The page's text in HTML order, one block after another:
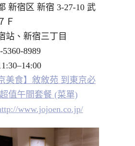
新宿区 新宿 3-27-10 武
Ｆ
站、新宿三丁目
5360-8989
美食】敘敘苑 到東京必
值午間套餐 (菜單)
www.jojoen.co.jp/